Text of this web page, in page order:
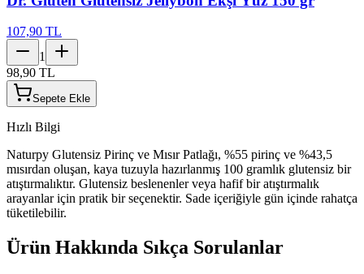
107,90 TL
1
98,90 TL
Sepete Ekle
Hızlı Bilgi
Naturpy Glutensiz Pirinç ve Mısır Patlağı, %55 pirinç ve %43,5
mısırdan oluşan, kaya tuzuyla hazırlanmış 100 gramlık glutensiz bir
atıştırmalıktır. Glutensiz beslenenler veya hafif bir atıştırmalık
arayanlar için pratik bir seçenektir. Sade içeriğiyle gün içinde rahatça
tüketilebilir.
Ürün Hakkında Sıkça Sorulanlar